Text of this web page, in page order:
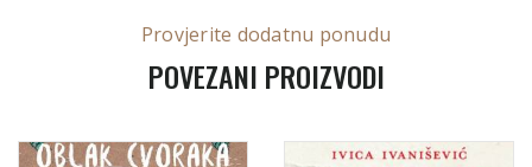
Provjerite dodatnu ponudu
POVEZANI PROIZVODI